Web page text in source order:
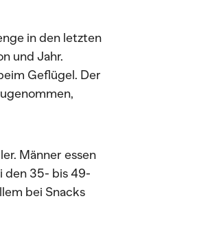
in den letzten
und Jahr.
Geflügel. Der
Männer essen
den 35- bis 49-
bei Snacks